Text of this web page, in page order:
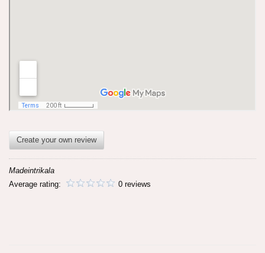
Create your own review
Madeintrikala
Average rating:
0 reviews